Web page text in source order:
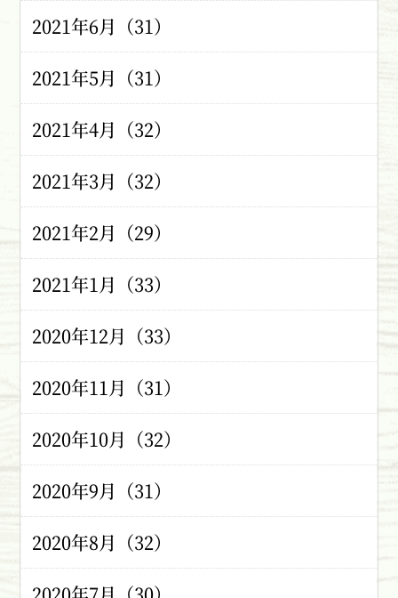
2021年6月（31）
2021年5月（31）
2021年4月（32）
2021年3月（32）
2021年2月（29）
2021年1月（33）
2020年12月（33）
2020年11月（31）
2020年10月（32）
2020年9月（31）
2020年8月（32）